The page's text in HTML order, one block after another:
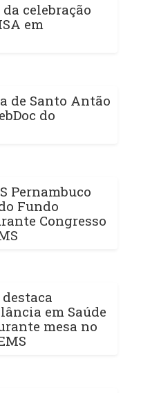
celebração
em
de Santo Antão
do
Pernambuco
Fundo
Congresso
destaca
em Saúde
mesa no